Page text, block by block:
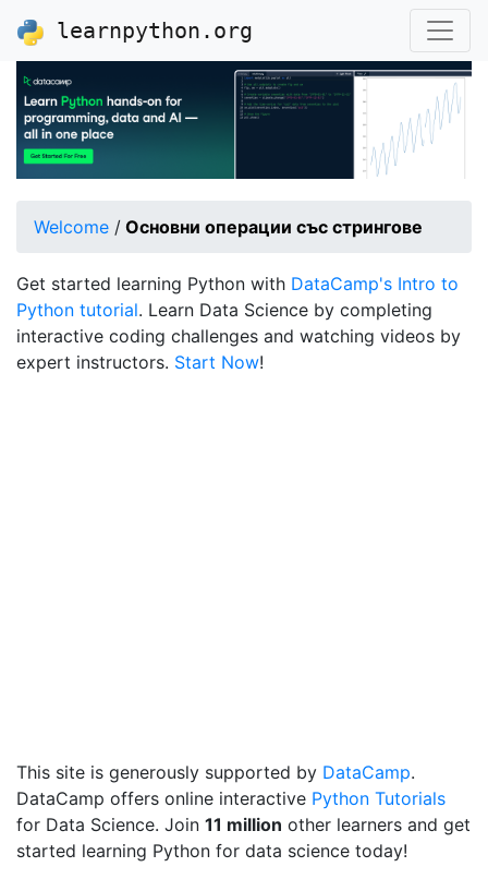
learnpython.org
Welcome / Основни операции със стрингове
Get started learning Python with DataCamp's Intro to
Python tutorial. Learn Data Science by completing
interactive coding challenges and watching videos by
expert instructors. Start Now!
This site is generously supported by DataCamp.
DataCamp offers online interactive Python Tutorials
for Data Science. Join 11 million other learners and get
started learning Python for data science today!